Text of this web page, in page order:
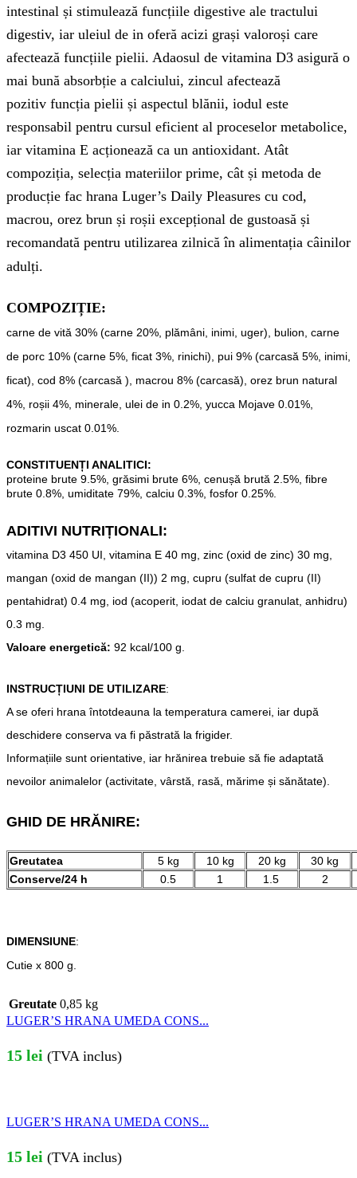
intestinal și stimulează funcțiile digestive ale tractului
digestiv, iar uleiul de in oferă acizi grași valoroși care
afectează funcțiile pielii. Adaosul de vitamina D3 asigură o
mai bună absorbție a calciului, zincul afectează
pozitiv funcția pielii și aspectul blănii, iodul este
responsabil pentru cursul eficient al proceselor metabolice,
iar vitamina E acționează ca un antioxidant. Atât
compoziția, selecția materiilor prime, cât și metoda de
producție fac hrana Luger’s Daily Pleasures cu cod,
macrou, orez brun și roșii excepțional de gustoasă și
recomandată pentru utilizarea zilnică în alimentația câinilor
adulți.
COMPOZIȚIE:
carne de vită 30% (carne 20%, plămâni, inimi, uger), bulion, carne
de porc 10% (carne 5%, ficat 3%, rinichi), pui 9% (carcasă 5%, inimi,
ficat), cod 8% (carcasă ), macrou 8% (carcasă), orez brun natural
4%, roșii 4%, minerale, ulei de in 0.2%, yucca Mojave 0.01%,
rozmarin uscat 0.01%.
CONSTITUENȚI ANALITICI:
proteine ​​brute 9.5%, grăsimi brute 6%, cenușă brută 2.5%, fibre
brute 0.8%, umiditate 79%, calciu 0.3%, fosfor 0.25%
ADITIVI NUTRIȚIONALI:
vitamina D3 450 UI, vitamina E 40 mg, zinc (oxid de zinc) 30 mg,
mangan (oxid de mangan (II)) 2 mg, cupru (sulfat de cupru (II)
pentahidrat) 0.4 mg, iod (acoperit, iodat de calciu granulat, anhidru)
0.3 mg.
Valoare energetică: 92 kcal/100 g.
INSTRUCȚIUNI DE UTILIZARE:
A se oferi hrana întotdeauna la temperatura camerei, iar după
deschidere conserva va fi păstrată la frigider.
Informațiile sunt orientative, iar hrănirea trebuie să fie adaptată
nevoilor animalelor (activitate, vârstă, rasă, mărime și sănătate).
GHID DE HRĂNIRE:
Greutatea 5 kg 10 kg 20 kg
30 kg
Conserve/24 h
0.5 1 1.5 2
DIMENSIUNE:
Cutie x 800 g.
Greutate 0,85 kg
LUGER’S HRANA UMEDA CONS...
15 lei (TVA inclus)
LUGER’S HRANA UMEDA CONS...
15 lei (TVA inclus)